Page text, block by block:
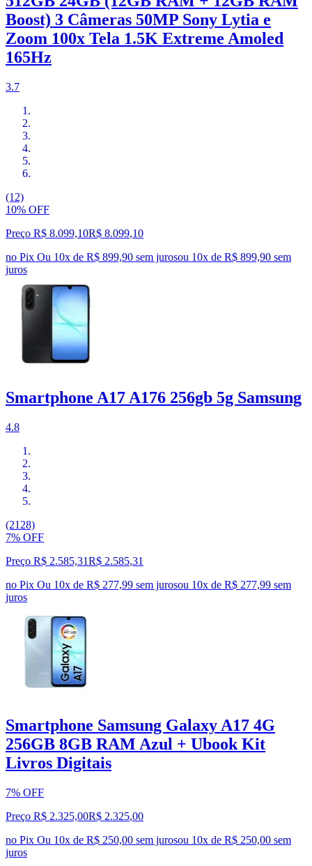
Boost) 3 Câmeras 50MP Sony Lytia e
Zoom 100x Tela 1.5K Extreme Amoled
165Hz
3.7
(12)
10% OFF
Preço R$ 8.099,10R$ 8.099,10
no Pix Ou 10x de R$ 899,90 sem jurosou 10x de R$ 899,90 sem
juros
Smartphone A17 A176 256gb 5g Samsung
4.8
(2128)
7% OFF
Preço R$ 2.585,31R$ 2.585,31
no Pix Ou 10x de R$ 277,99 sem jurosou 10x de R$ 277,99 sem
juros
Smartphone Samsung Galaxy A17 4G
256GB 8GB RAM Azul + Ubook Kit
Livros Digitais
7% OFF
Preço R$ 2.325,00R$ 2.325,00
no Pix Ou 10x de R$ 250,00 sem jurosou 10x de R$ 250,00 sem
juros